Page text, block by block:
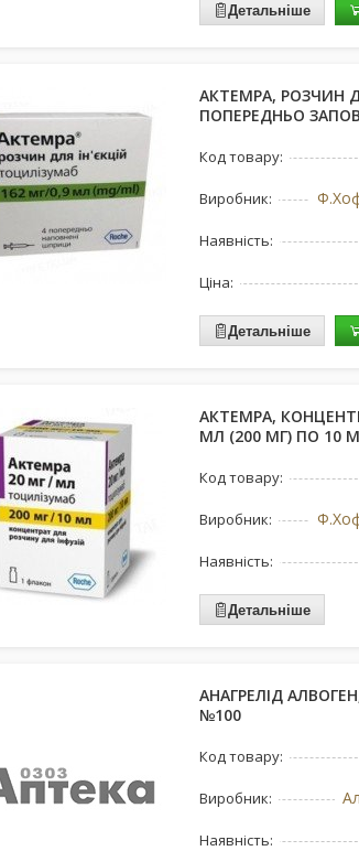
Детальніше
АКТЕМРА, РОЗЧИН
ПОПЕРЕДНЬО
Код товару:
Виробник:
Наявність:
Ціна:
Детальніше
АКТЕМРА,
МЛ (200 МГ) ПО 10
Код товару:
Виробник:
Наявність:
Детальніше
АНАГРЕЛІД
№100
Код товару:
Виробник:
Наявність: